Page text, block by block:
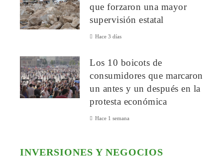
que forzaron una mayor
supervisión estatal
Hace 3 días
Los 10 boicots de
consumidores que marcaron
un antes y un después en la
protesta económica
Hace 1 semana
INVERSIONES Y NEGOCIOS